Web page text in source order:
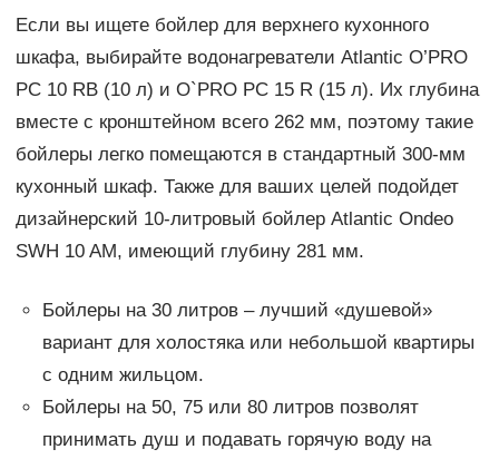
Если вы ищете бойлер для верхнего кухонного
шкафа, выбирайте водонагреватели Atlantic O’PRO
PC 10 RB (10 л) и O`PRO PC 15 R (15 л). Их глубина
вместе с кронштейном всего 262 мм, поэтому такие
бойлеры легко помещаются в стандартный 300-мм
кухонный шкаф. Также для ваших целей подойдет
дизайнерский 10-литровый бойлер Atlantic Ondeo
SWH 10 AM, имеющий глубину 281 мм.
Бойлеры на 30 литров – лучший «душевой»
вариант для холостяка или небольшой квартиры
с одним жильцом.
Бойлеры на 50, 75 или 80 литров позволят
принимать душ и подавать горячую воду на